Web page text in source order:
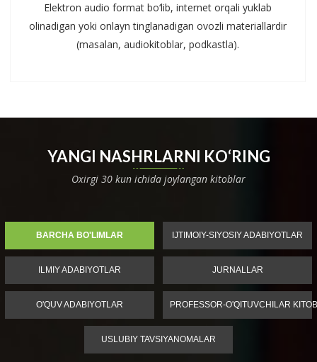
Elektron audio format bo‘lib, internet orqali yuklab
olinadigan yoki onlayn tinglanadigan ovozli materiallardir
(masalan, audiokitoblar, podkastla).
YANGI NASHRLARNI KO‘RING
Oxirgi 30 kun ichida joylangan kitoblar
BARCHA BO'LIMLAR IJTIMOIY-SIYOSIY ADABIYOTLAR
ILMIY ADABIYOTLAR JURNALLAR
O'QUV ADABIYOTLAR PROFESSOR-O'QITUVCHILAR
USLUBIY TAVSIYANOMALAR